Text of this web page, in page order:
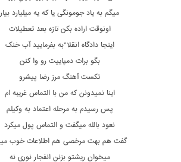
میگم به یاد جومونگی یا که یه میلیارد بیار
اونوقت اراده بکن تازه بعد تعطیلات
اینجا دادگاه انقلا*به بفرمایید آب خنک
بگو برات دمپاییت رو وا کنن
تکست آهنگ مرز رضا پیشرو
اینا نمیدونن که من با التماس غریبه ام
پس رسیدم به مرحله اعتماد به وکیلم
نعود بالله میگفت و التماس پول میکرد
گفت هم بهت مرخصی هم اطلاعات خوب
میخوان ریشتو بزنن انفجار نوری نه